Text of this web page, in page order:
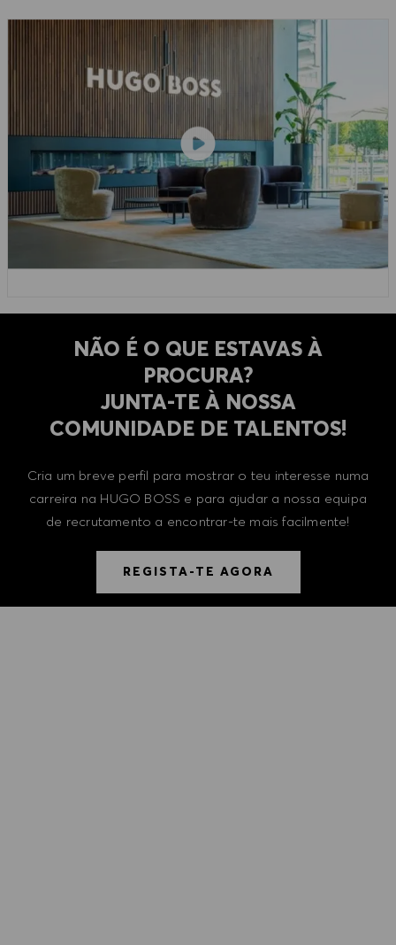
NÃO É O QUE ESTAVAS À
PROCURA?
​​​​​​​JUNTA-TE À NOSSA
COMUNIDADE DE TALENTOS!
Cria um breve perfil para mostrar o teu interesse numa
carreira na HUGO BOSS e para ajudar a nossa equipa
de recrutamento a encontrar-te mais facilmente!
REGISTA-TE AGORA